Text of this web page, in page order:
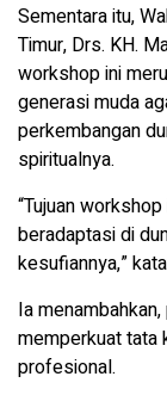
Sementara itu,
Timur, Drs. KH.
workshop ini
generasi muda
perkembangan
spiritualnya.
“Tujuan
beradaptasi di
kesufiannya,”
Ia
memperkuat tata
profesional.